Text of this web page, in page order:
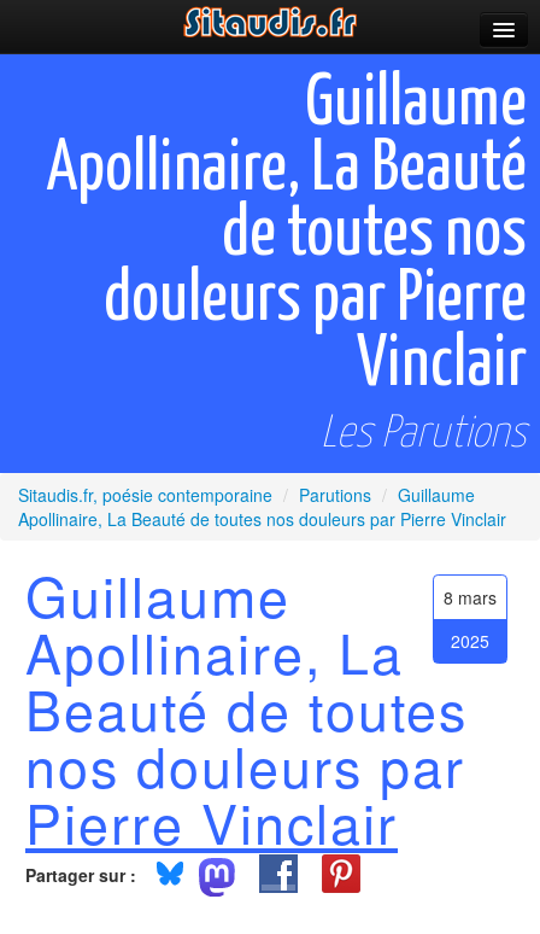
Poèmes et fictions
Auteurs & poètes
Célébrations
Guillaume
Apollinaire, La Beauté
de toutes nos
douleurs par Pierre
Vinclair
Les Parutions
Sitaudis.fr, poésie contemporaine / Parutions / Guillaume
Apollinaire, La Beauté de toutes nos douleurs par Pierre Vinclair
8 mars
2025
Guillaume
Apollinaire, La
Beauté de toutes
nos douleurs par
Pierre Vinclair
Partager sur :